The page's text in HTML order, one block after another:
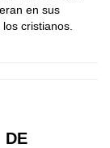
en sus
cristianos.
DE